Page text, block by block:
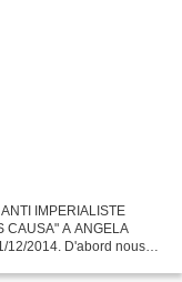
IMPERIALISTE
CAUSA" A ANGELA
12/2014. D'abord nous